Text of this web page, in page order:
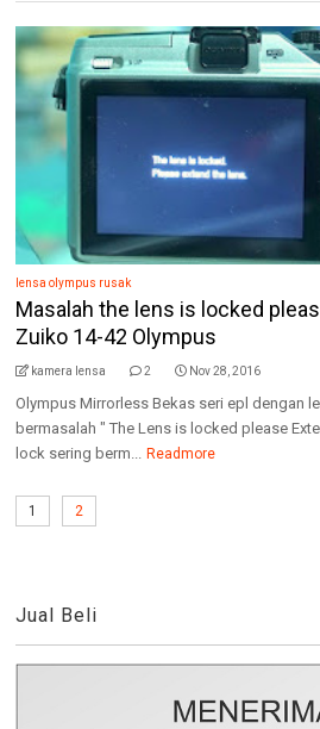
lensa olympus rusak
Masalah the lens is locked
Zuiko 14-42 Olympus
kamera lensa 2 Nov 28, 2016
Olympus Mirrorless Bekas seri epl dengan
bermasalah " The Lens is locked please
lock sering berm... Readmore
1 2
Jual Beli